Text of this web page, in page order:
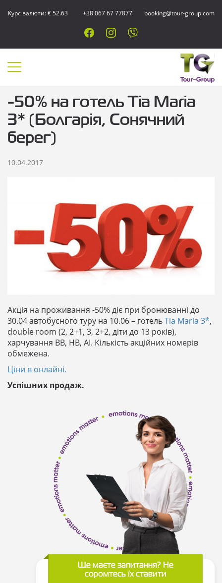
Курс валюти: € 52.63 +38 067 67 77877 booking@tour-group.com
-50% на готель Tia Maria
3* (Болгарія, Сонячний
берег)
10.04.2017
Акція на проживання -50% діє при бронюванні до
30.04 автобусного туру на 10.06 – готельTia Maria 3*,
double room (2, 2+1, 3, 2+2, діти до 13 років),
харчування ВВ, НВ, АІ. Кількість акційних номерів
обмежена.
Ціни в онлайні.
Успішних продаж.
Ще маєте запитання? Не
соромтесь їх ставити